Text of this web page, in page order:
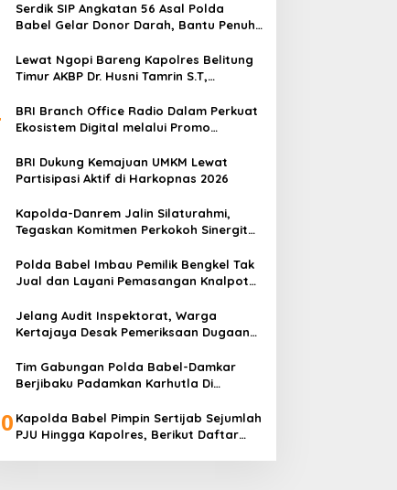
Serdik SIP Angkatan 56 Asal Polda
Babel Gelar Donor Darah, Bantu Penuhi
Lewat Ngopi Bareng Kapolres Belitung
Timur AKBP Dr. Husni Tamrin S.T,
Awak Media
BRI Branch Office Radio Dalam Perkuat
Ekosistem Digital melalui Promo
BRI Dukung Kemajuan UMKM Lewat
Partisipasi Aktif di Harkopnas 2026
Kapolda-Danrem Jalin Silaturahmi,
Tegaskan Komitmen Perkokoh Sinergitas
Polda Babel Imbau Pemilik Bengkel Tak
Jual dan Layani Pemasangan Knalpot
Jelang Audit Inspektorat, Warga
Kertajaya Desak Pemeriksaan Dugaan
Transparan
Tim Gabungan Polda Babel-Damkar
Berjibaku Padamkan Karhutla Di
Kapolda Babel Pimpin Sertijab Sejumlah
PJU Hingga Kapolres, Berikut Daftar